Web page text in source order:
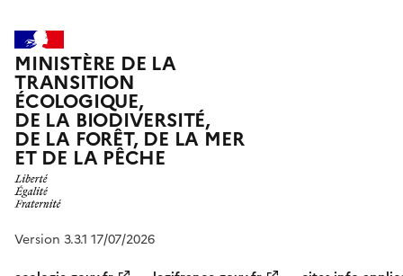
MINISTÈRE DE LA
TRANSITION
ÉCOLOGIQUE,
DE LA BIODIVERSITÉ,
DE LA FORÊT, DE LA MER
ET DE LA PÊCHE
Version 3.3.1 17/07/2026